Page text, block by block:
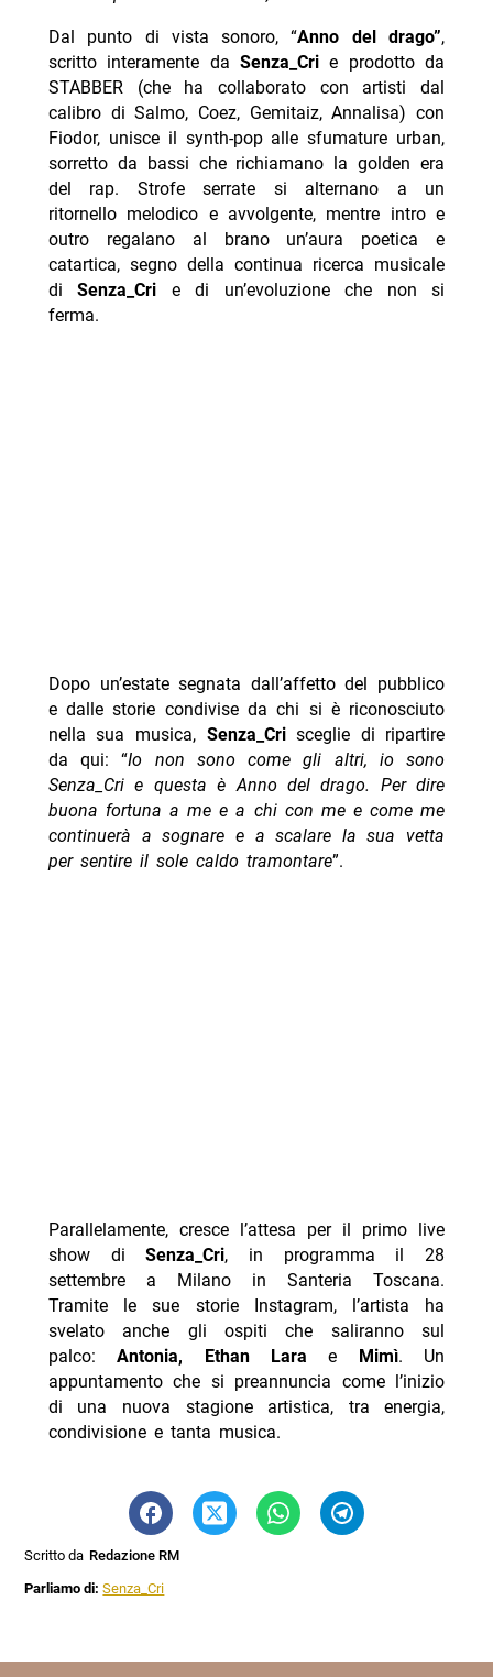
Dal punto di vista sonoro, “Anno del drago”,
scritto interamente da Senza_Cri e prodotto da
STABBER (che ha collaborato con artisti dal
calibro di Salmo, Coez, Gemitaiz, Annalisa) con
Fiodor, unisce il synth-pop alle sfumature urban,
sorretto da bassi che richiamano la golden era
del rap. Strofe serrate si alternano a un
ritornello melodico e avvolgente, mentre intro e
outro regalano al brano un’aura poetica e
catartica, segno della continua ricerca musicale
diSenza_Cri e di un’evoluzione che non si
ferma.
Dopo un’estate segnata dall’affetto del pubblico
e dalle storie condivise da chi si è riconosciuto
nella sua musica, Senza_Crisceglie di ripartire
da qui: “Io non sono come gli altri, io sono
Senza_Cri e questa è Anno del drago. Per dire
buona fortuna a me e a chi con me e come me
continuerà a sognare e a scalare la sua vetta
per sentire il sole caldo tramontare”.
Parallelamente, cresce l’attesa per il primo live
show diSenza_Cri, in programma il 28
settembre a Milano in Santeria Toscana.
Tramite le sue storie Instagram, l’artista ha
svelato anche gli ospiti che saliranno sul
palco:Antonia, Ethan Lara e Mimì. Un
appuntamento che si preannuncia come l’inizio
di una nuova stagione artistica, tra energia,
condivisione e tanta musica.
Scritto da Redazione RM
Parliamo di:Senza_Cri